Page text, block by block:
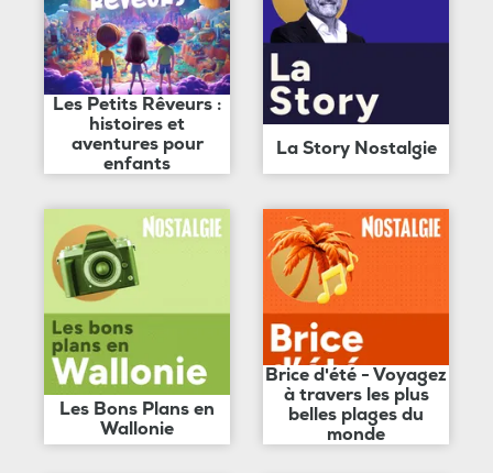
Les Petits Rêveurs :
histoires et
aventures pour
enfants
La Story Nostalgie
Les Bons Plans en
Wallonie
Brice d'été - Voyagez
à travers les plus
belles plages du
monde